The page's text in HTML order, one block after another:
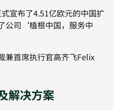
宣布了4.51亿欧元的中国扩
公司‘植根中国，服务中
首席执行官高齐飞Felix
解决方案